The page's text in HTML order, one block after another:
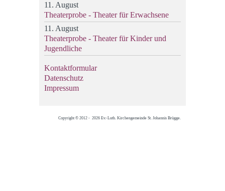
11. August
Theaterprobe - Theater für Erwachsene
11. August
Theaterprobe - Theater für Kinder und
Jugendliche
Kontaktformular
Datenschutz
Impressum
Copyright © 2012 - 2026 Ev.-Luth. Kirchengemeinde St. Johannis Brügge.